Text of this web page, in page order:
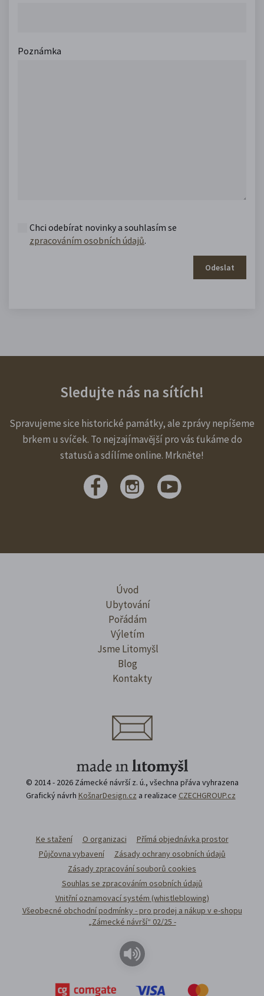
Poznámka
Chci odebírat novinky a souhlasím se
zpracováním osobních údajů.
Odeslat
Sledujte nás na sítích!
Spravujeme sice historické památky, ale zprávy nepíšeme
brkem u svíček. To nejzajímavější pro vás ťukáme do
statusů a sdílíme online. Mrkněte!
Úvod
Ubytování
Pořádám
Výletím
Jsme Litomyšl
Blog
Kontakty
© 2014 - 2026 Zámecké návrší z. ú., všechna přáva vyhrazena
Grafický návrh KošnarDesign.cz a realizace CZECHGROUP.cz
Ke stažení O organizaci
Přímá objednávka prostor
Půjčovna vybavení
Zásady ochrany osobních údajů
Zásady zpracování souborů cookies
Souhlas se zpracováním osobních údajů
Vnitřní oznamovací systém (whistleblowing)
Všeobecné obchodní podmínky - pro prodej a nákup v e-shopu
„Zámecké návrší“ 02/25 -